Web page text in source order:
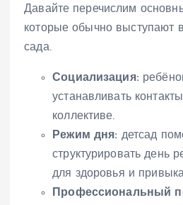
Давайте перечислим
которые обычно выступают в
сада.
Социализация:
устанавливать
коллективе.
Режим дня: детсад
структурировать день
для здоровья и
Профессиональный